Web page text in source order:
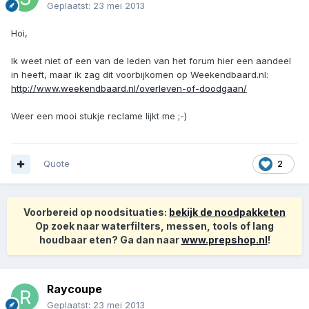
Geplaatst: 23 mei 2013
Hoi,
Ik weet niet of een van de leden van het forum hier een aandeel
in heeft, maar ik zag dit voorbijkomen op Weekendbaard.nl:
http://www.weekendbaard.nl/overleven-of-doodgaan/
Weer een mooi stukje reclame lijkt me ;-)
2
Quote
Voorbereid op noodsituaties: bekijk de noodpakketen
Op zoek naar waterfilters, messen, tools of lang
houdbaar eten? Ga dan naarwww.prepshop.nl!
Raycoupe
Geplaatst: 23 mei 2013